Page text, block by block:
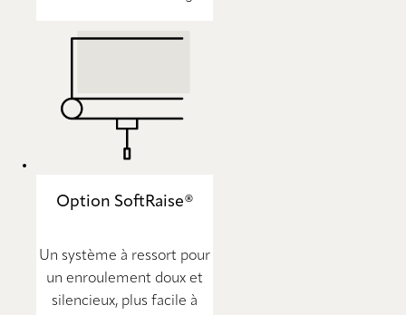
Option SoftRaise®
Un système à ressort pour
un enroulement doux et
silencieux, plus facile à